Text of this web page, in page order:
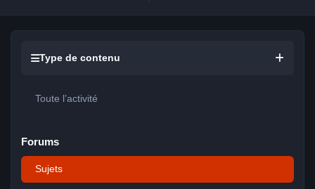
Type de contenu
Toute l’activité
Forums
Sujets